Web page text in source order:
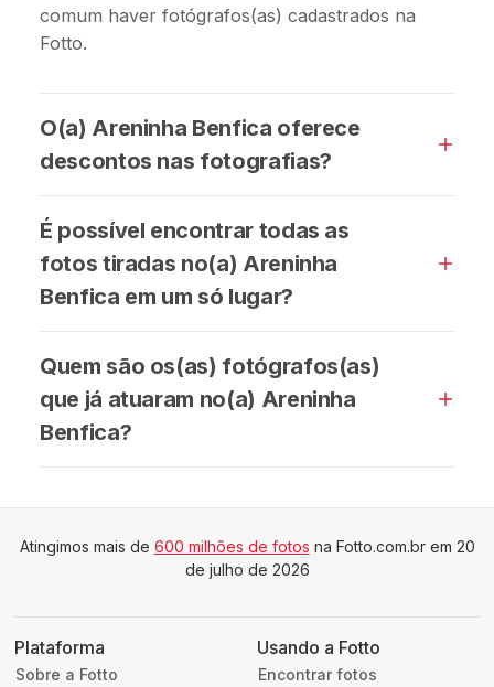
comum haver fotógrafos(as) cadastrados na
Fotto.
O(a) Areninha Benfica oferece
descontos nas fotografias?
É possível encontrar todas as
fotos tiradas no(a) Areninha
Benfica em um só lugar?
Quem são os(as) fotógrafos(as)
que já atuaram no(a) Areninha
Benfica?
Atingimos mais de 600 milhões de fotos na Fotto.com.br em 20
de julho de 2026
Plataforma
Sobre a Fotto
Usando a Fotto
Encontrar fotos